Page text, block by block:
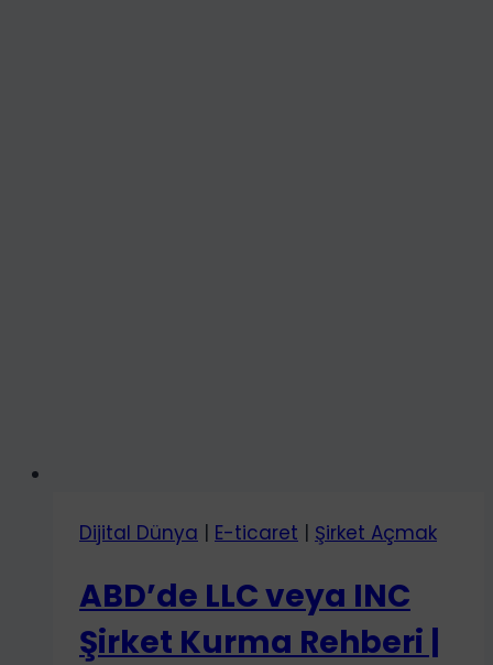
Dijital Dünya | E-ticaret | Şirket Açmak
ABD’de LLC veya INC
Şirket Kurma Rehberi |